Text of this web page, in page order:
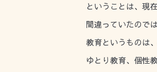
ということは、現
間違っていたので
教育というものは
ゆとり教育、個性